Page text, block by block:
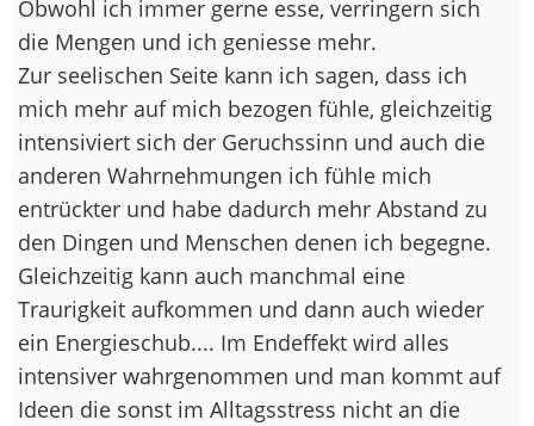
Obwohl ich immer gerne esse, verringern sich
die Mengen und ich geniesse mehr.
Zur seelischen Seite kann ich sagen, dass ich
mich mehr auf mich bezogen fühle, gleichzeitig
intensiviert sich der Geruchssinn und auch die
anderen Wahrnehmungen ich fühle mich
entrückter und habe dadurch mehr Abstand zu
den Dingen und Menschen denen ich begegne.
Gleichzeitig kann auch manchmal eine
Traurigkeit aufkommen und dann auch wieder
ein Energieschub.... Im Endeffekt wird alles
intensiver wahrgenommen und man kommt auf
Ideen die sonst im Alltagsstress nicht an die